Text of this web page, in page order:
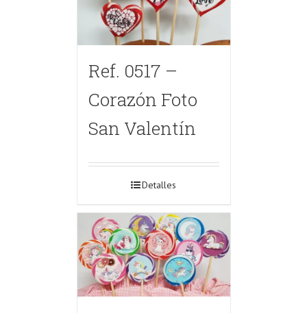
Ref. 0517 –
Corazón Foto
San Valentín
Detalles